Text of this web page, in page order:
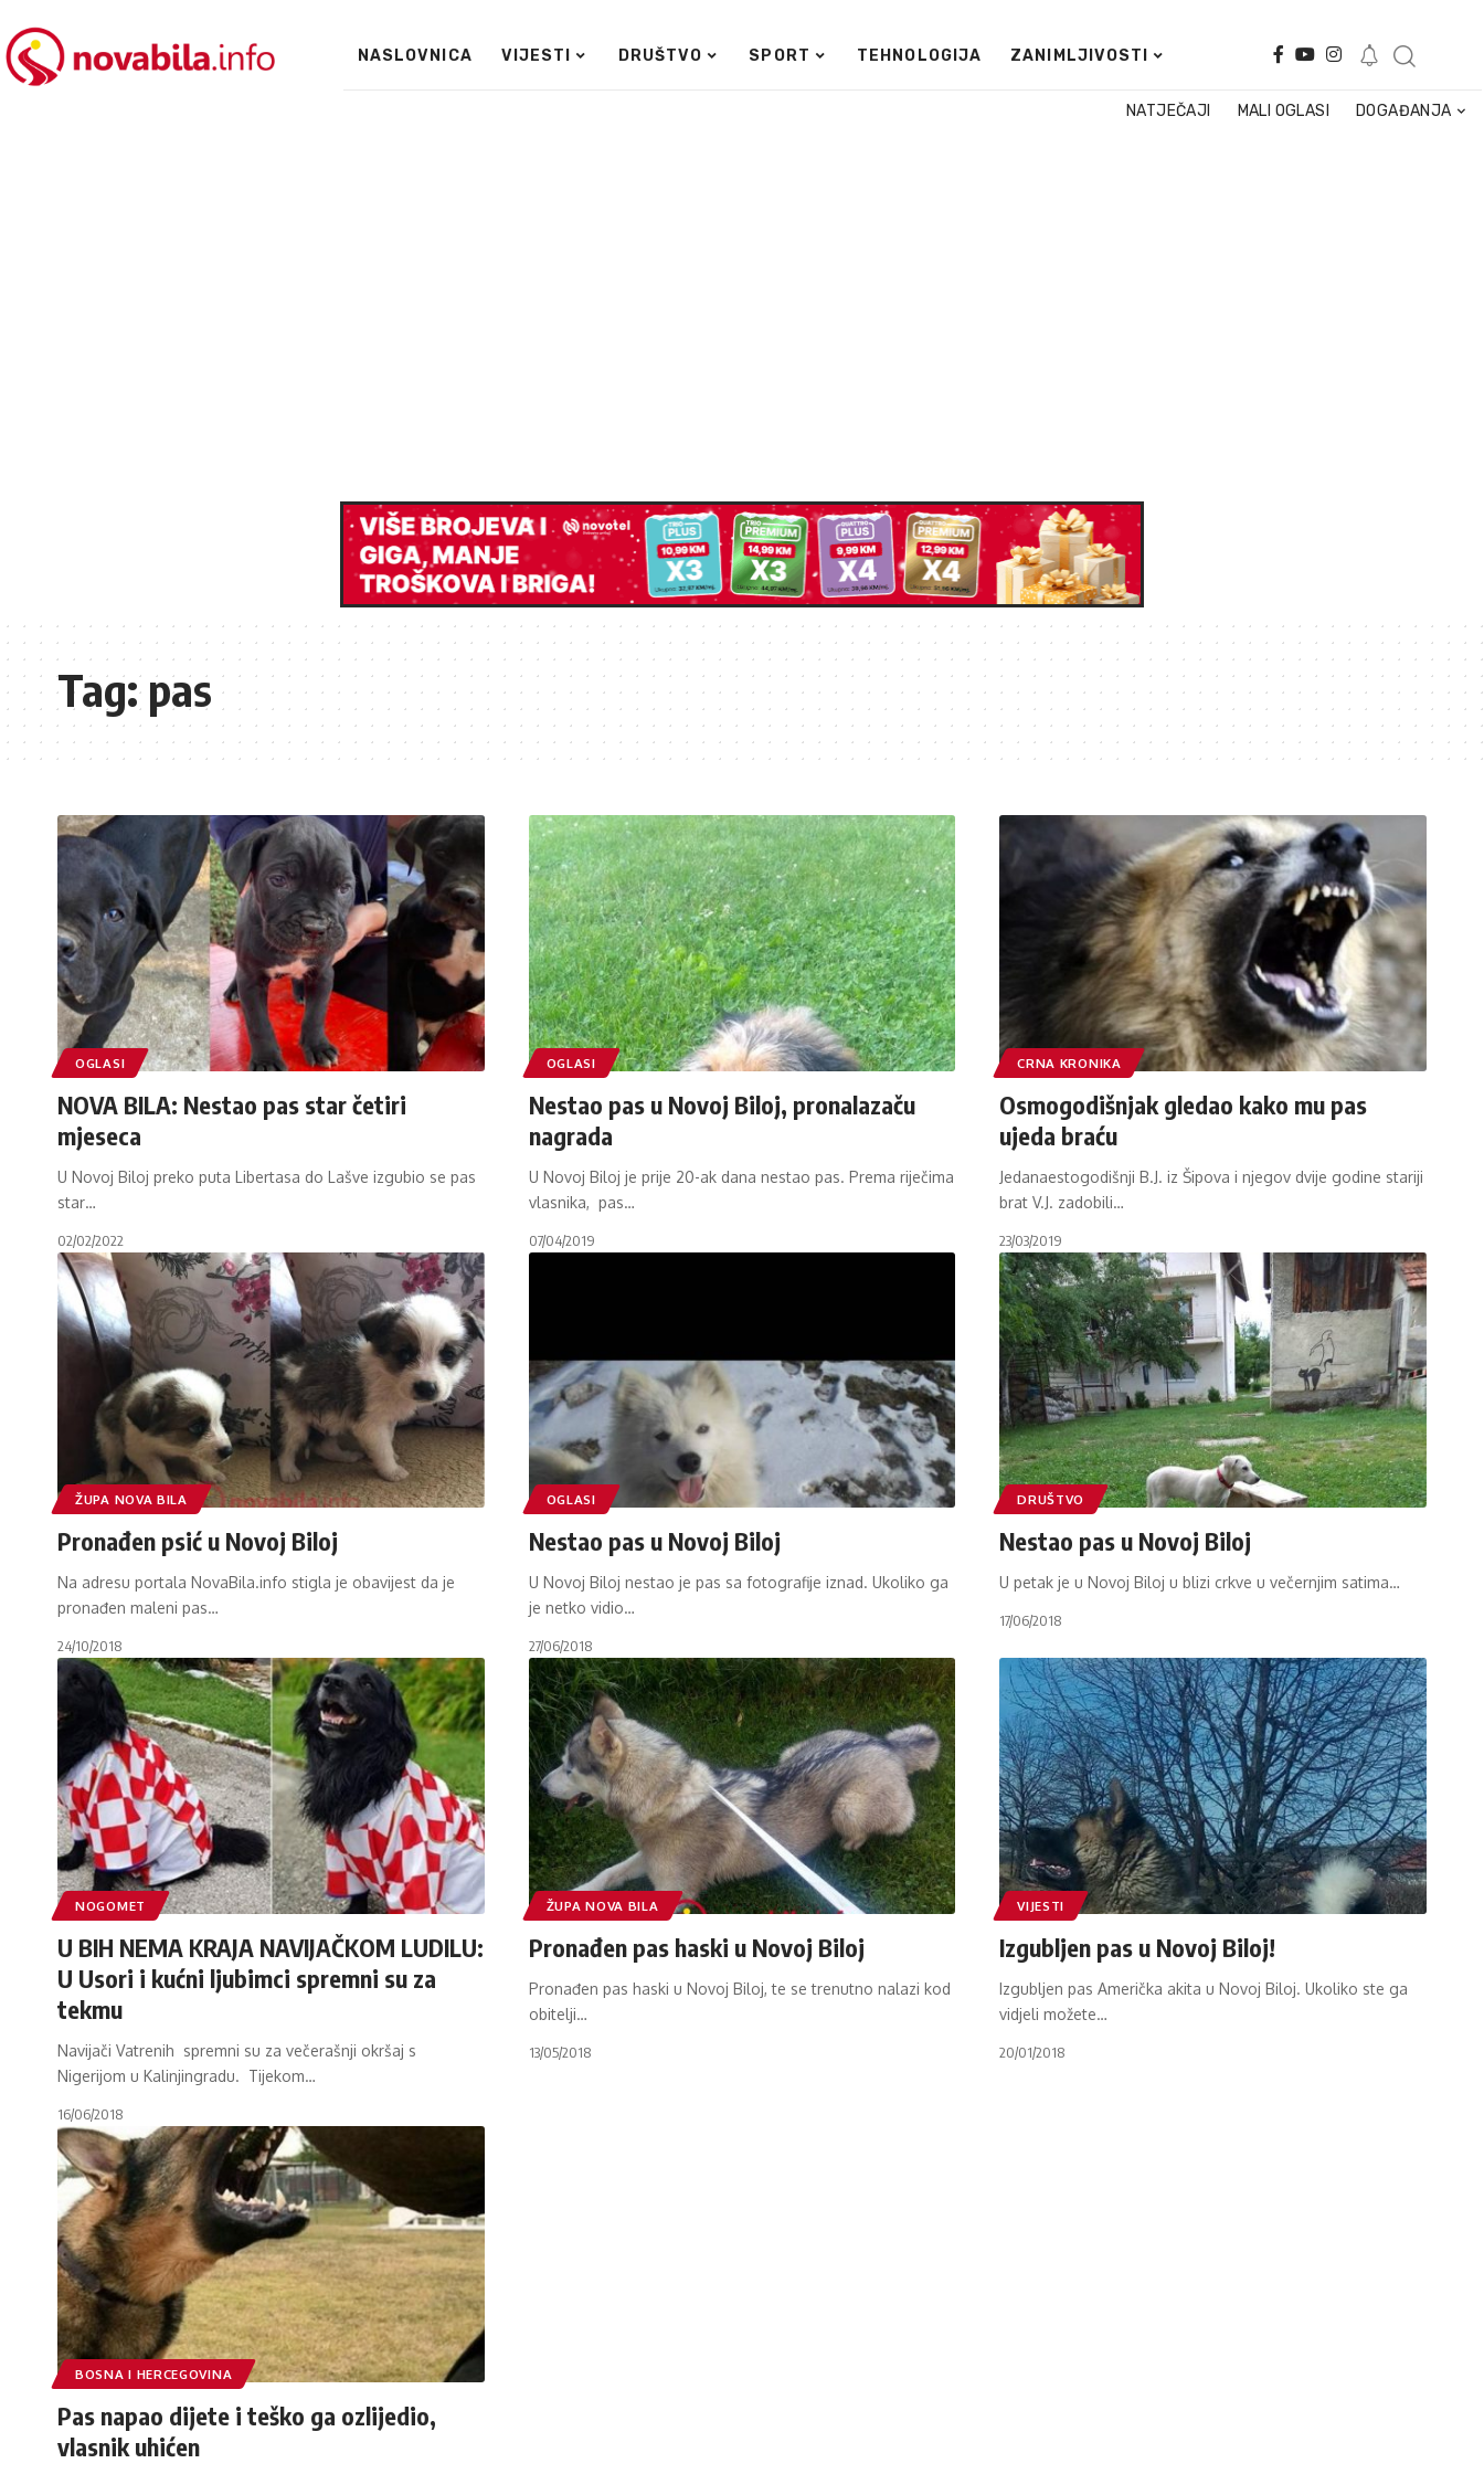
NASLOVNICA VIJESTI DRUŠTVO SPORT TEHNOLOGIJA ZANIMLJIVOSTI
NATJEČAJI MALI OGLASI DOGAĐANJA
Tag:pas
OGLASI
NOVA BILA: Nestao pas star četiri
mjeseca
U Novoj Biloj preko puta Libertasa do Lašve izgubio se pas
star…
02/02/2022
OGLASI
Nestao pas u Novoj Biloj, pronalazaču
nagrada
U Novoj Biloj je prije 20-ak dana nestao pas. Prema riječima
vlasnika, pas…
07/04/2019
CRNA KRONIKA
Osmogodišnjak gledao kako mu pas
ujeda braću
Jedanaestogodišnji B.J. iz Šipova i njegov dvije godine stariji
brat V.J. zadobili…
23/03/2019
ŽUPA NOVA BILA
Pronađen psić u Novoj Biloj
Na adresu portala NovaBila.info stigla je obavijest da je
pronađen maleni pas…
24/10/2018
OGLASI
Nestao pas u Novoj Biloj
U Novoj Biloj nestao je pas sa fotografije iznad. Ukoliko ga
je netko vidio…
27/06/2018
DRUŠTVO
Nestao pas u Novoj Biloj
U petak je u Novoj Biloj u blizi crkve u večernjim satima…
17/06/2018
NOGOMET
U BIH NEMA KRAJA NAVIJAČKOM LUDILU:
U Usori i kućni ljubimci spremni su za
tekmu
Navijači Vatrenih spremni su za večerašnji okršaj s
Nigerijom u Kalinjingradu. Tijekom…
16/06/2018
ŽUPA NOVA BILA
Pronađen pas haski u Novoj Biloj
Pronađen pas haski u Novoj Biloj, te se trenutno nalazi kod
obitelji…
13/05/2018
VIJESTI
Izgubljen pas u Novoj Biloj!
Izgubljen pas Američka akita u Novoj Biloj. Ukoliko ste ga
vidjeli možete…
20/01/2018
BOSNA I HERCEGOVINA
Pas napao dijete i teško ga ozlijedio,
vlasnik uhićen